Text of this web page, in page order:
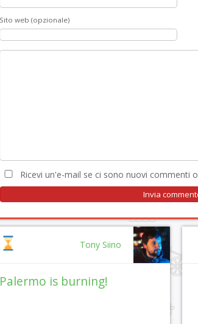
Sito web (opzionale)
Ricevi un'e-mail se ci sono nuovi commenti o
Tony Siino
Palermo is burning!